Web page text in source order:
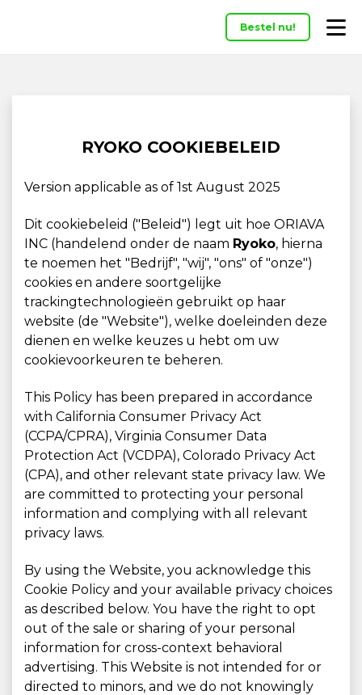
Bestel nu!
RYOKO COOKIEBELEID
Version applicable as of 1st August 2025
Dit cookiebeleid ("Beleid") legt uit hoe ORIAVA
INC (handelend onder de naam Ryoko, hierna
te noemen het "Bedrijf", "wij", "ons" of "onze")
cookies en andere soortgelijke
trackingtechnologieën gebruikt op haar
website (de "Website"), welke doeleinden deze
dienen en welke keuzes u hebt om uw
cookievoorkeuren te beheren.
This Policy has been prepared in accordance
with California Consumer Privacy Act
(CCPA/CPRA), Virginia Consumer Data
Protection Act (VCDPA), Colorado Privacy Act
(CPA), and other relevant state privacy law. We
are committed to protecting your personal
information and complying with all relevant
privacy laws.
By using the Website, you acknowledge this
Cookie Policy and your available privacy choices
as described below. You have the right to opt
out of the sale or sharing of your personal
information for cross-context behavioral
advertising. This Website is not intended for or
directed to minors, and we do not knowingly